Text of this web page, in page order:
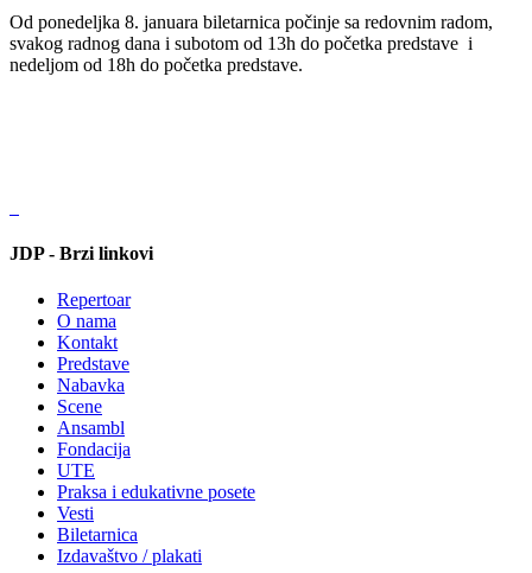
Od ponedeljka 8. januara biletarnica počinje sa redovnim radom,
svakog radnog dana i subotom od 13h do početka predstave i
nedeljom od 18h do početka predstave.
JDP - Brzi linkovi
Repertoar
O nama
Kontakt
Predstave
Nabavka
Scene
Ansambl
Fondacija
UTE
Praksa i edukativne posete
Vesti
Biletarnica
Izdavaštvo / plakati